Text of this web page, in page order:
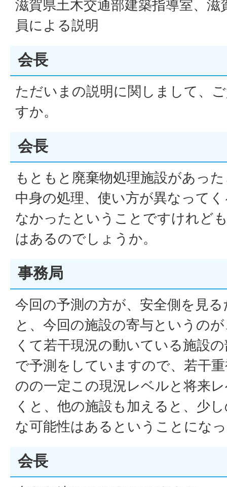
滋賀県土木交通部建築指導室、滋
員による説明
会長
ただいまの説明に関しまして、
すか。
会長
もともと廃棄物処理施設があっ
中身の処理、使い方が異なって
なかったということですけれど
はあるのでしょうか。
事務局
今回の予測の方が、安全側を見
と、今回の施設の寄与というの
くて若干現況の動いている施設
で予測をしていますので、若干
のの一定この現況レベルと将来
くと、他の施設も加えると、少
な可能性はあるということにな
会長